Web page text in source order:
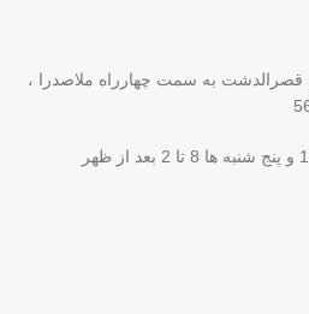
قصرالدشت به سمت چهارراه ملاصدرا ،